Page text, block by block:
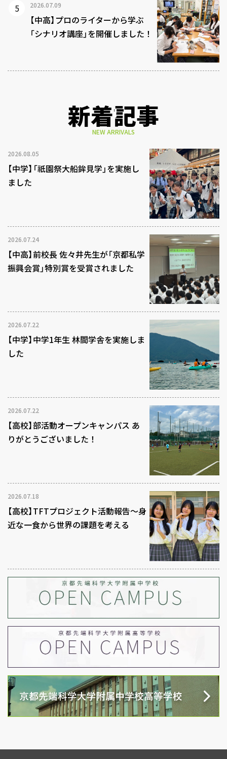
2026.07.09
【中高】プロのライターから学ぶ
「シナリオ講座」を開催しました！
新着記事
NEW ARRIVALS
2026.08.05
【中学】「祇園祭大船鉾見学」を実施し
ました
2026.07.24
【中高】前校長 佐々井先生が「京都私学
振興会賞」特別賞を受賞されました
2026.07.22
【中学】中学1年生 林間学舎を実施しま
した
2026.07.22
【高校】部活動オープンキャンパス あ
りがとうございました！
2026.07.18
【高校】TFTプロジェクト活動報告～身
近な一食から世界の課題を考える